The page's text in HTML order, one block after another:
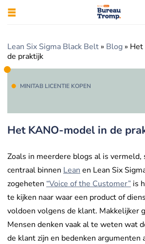
Lean Six Sigma Black Belt » Blog » Het
de praktijk
MINITAB LICENTIE KOPEN
Het KANO-model in de
Zoals in meerdere blogs al is vermeld,
centraal binnen Lean en Lean Six
zogeheten “Voice of the Customer” is
te kijken naar waar een product of
voldoen volgens de klant. Makkelijker
Mensen denken vaak al te weten wat
de klant zijn en bedenken argumenten